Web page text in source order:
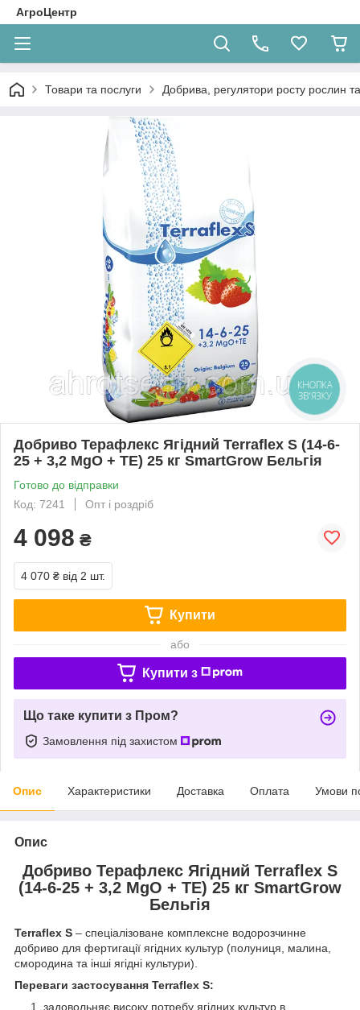
АгроЦентр
Товари та послуги Добрива, регулятори росту рослин
Добриво Терафлекс Ягідний Terraflex S (14-6-
25 + 3,2 MgO + TЕ) 25 кг SmartGrow Бельгія
Готово до відправки
Код: 7241
Опт і роздріб
4 098 ₴
4 070 ₴ від 2 шт.
Купити
або
Купити з
Що таке купити з Пром?
Замовлення під захистом
Опис Характеристики Доставка Оплата Умови
Опис
Добриво Терафлекс Ягідний Terraflex S
(14-6-25 + 3,2 MgO + TЕ) 25 кг SmartGrow
Бельгія
Terraflex S – спеціалізоване комплексне водорозчинне
добриво для фертигації ягідних культур (полуниця, малина,
смородина та інші ягідні культури).
Переваги застосування Terraflex S:
задовольняє високу потребу ягідних культур в
КНОПКА
ЗВ'ЯЗКУ